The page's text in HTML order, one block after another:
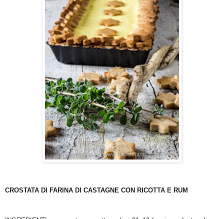
CROSTATA DI FARINA DI CASTAGNE CON RICOTTA E RUM